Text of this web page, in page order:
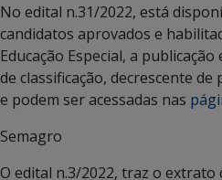
No edital n.31/2022, está
candidatos aprovados e
Educação Especial, a
de classificação, decrescente
e podem ser acessadas nas
Semagro
O edital n.3/2022, traz o extrato